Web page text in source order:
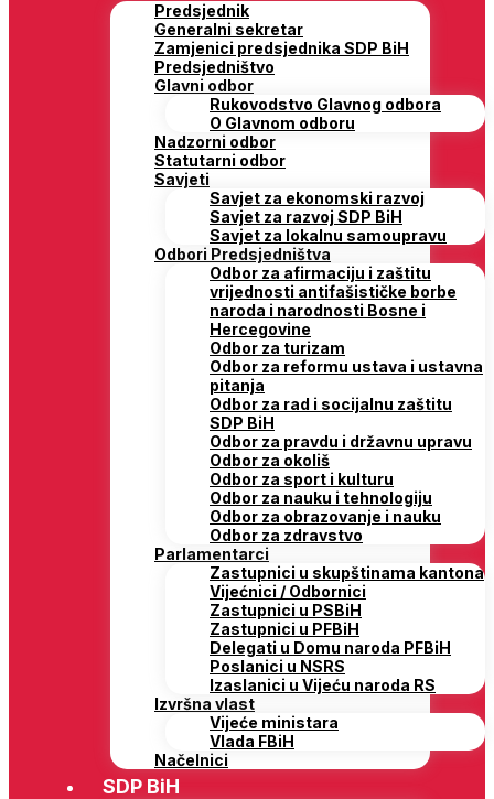
Predsjednik
Generalni sekretar
Zamjenici predsjednika SDP BiH
Predsjedništvo
Glavni odbor
Rukovodstvo Glavnog odbora
O Glavnom odboru
Nadzorni odbor
Statutarni odbor
Savjeti
Savjet za ekonomski razvoj
Savjet za razvoj SDP BiH
Savjet za lokalnu samoupravu
Odbori Predsjedništva
Odbor za afirmaciju i zaštitu
vrijednosti antifašističke borbe
naroda i narodnosti Bosne i
Hercegovine
Odbor za turizam
Odbor za reformu ustava i ustavna
pitanja
Odbor za rad i socijalnu zaštitu
SDP BiH
Odbor za pravdu i državnu upravu
Odbor za okoliš
Odbor za sport i kulturu
Odbor za nauku i tehnologiju
Odbor za obrazovanje i nauku
Odbor za zdravstvo
Parlamentarci
Zastupnici u skupštinama kantona
Vijećnici / Odbornici
Zastupnici u PSBiH
Zastupnici u PFBiH
Delegati u Domu naroda PFBiH
Poslanici u NSRS
Izaslanici u Vijeću naroda RS
Izvršna vlast
Vijeće ministara
Vlada FBiH
Načelnici
SDP BiH